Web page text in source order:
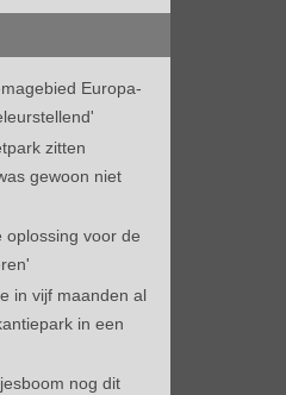
Europa-
zitten
gewoon niet
oplossing voor de
in vijf maanden al
in een
nog dit